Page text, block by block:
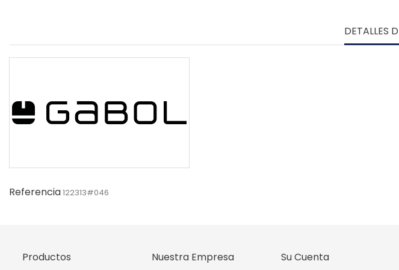
DETALLES
Referencia122313#046
Productos Nuestra Empresa Su Cuenta